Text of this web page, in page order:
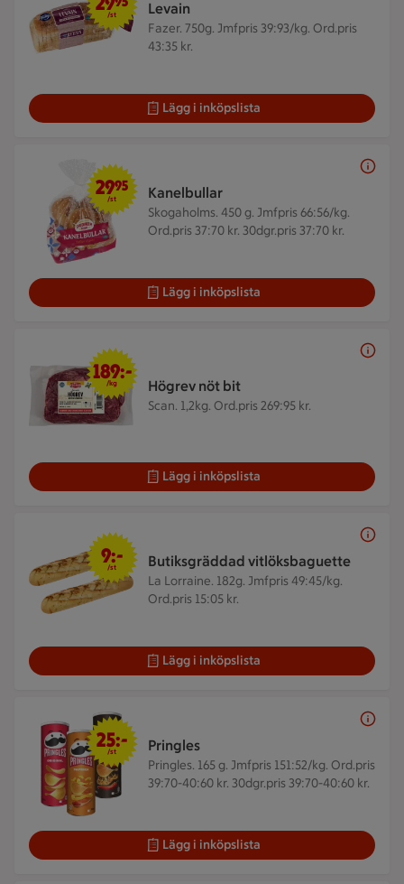
Levain
Fazer. 750g. Jmfpris 39:93/kg. Ord.pris
43:35 kr.
/st
Lägg i inköpslista
Kanelbullar
Skogaholms. 450 g. Jmfpris 66:56/kg.
Ord.pris 37:70 kr. 30dgr.pris 37:70 kr.
29,95 kr/st
2995
/st
Lägg i inköpslista
Högrev nöt bit
Scan. 1,2kg. Ord.pris 269:95 kr.
189 kr/kg
189:-
/kg
Lägg i inköpslista
Butiksgräddad vitlöksbaguette
La Lorraine. 182g. Jmfpris 49:45/kg.
Ord.pris 15:05 kr.
9 kr/st
9:-
/st
Lägg i inköpslista
Pringles
Pringles. 165 g. Jmfpris 151:52/kg. Ord.pris
39:70-40:60 kr. 30dgr.pris 39:70-40:60 kr.
25 kr/st
25:-
/st
Lägg i inköpslista